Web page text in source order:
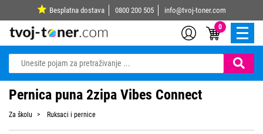
Besplatna dostava 0800 200 505 info@tvoj-toner.com
0
Pernica puna 2zipa Vibes Connect
Za školu Ruksaci i pernice